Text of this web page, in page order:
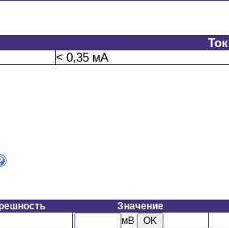
Ток
< 0,35 мА
Значение
мВ